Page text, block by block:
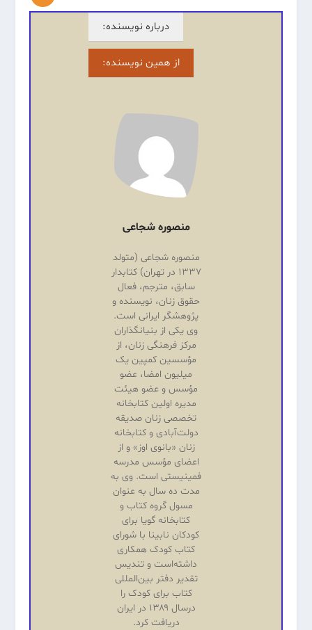
درباره نویسنده:
از همین نویسنده:
منصوره شجاعی
منصوره شجاعی (متولد
۱۳۳۷ در تهران) کتابدار
سابق، مترجم، فعال
حقوق زنان، نویسنده و
پژوهشگر ایرانی است.
وی یکی از بنیانگذاران
مرکز فرهنگی زنان، از
مؤسسین کمپین یک
میلیون امضا، عضو
مؤسس و عضو هیئت
مدیره اولین کتابخانه
تخصصی زنان صدیقه
دولت‌آبادی و کتابخانه
زنان «بانوی اوز» و از
اعضای مؤسس مدرسه
فمینیستی است. وی به
مدت ده سال به عنوان
مسول گروه کتاب و
کتابخانه گویا برای
کودکان نابینا با شورای
کتاب کودک همکاری
داشته‌است و تندیس
تقدیر دفتر بین‌المللی
کتاب برای کودک را
درسال ۱۳۸۹ در ایران
دریافت کرد.